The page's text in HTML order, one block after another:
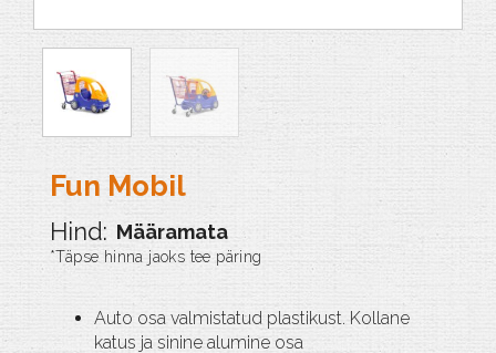
Fun Mobil
Määramata
Auto osa valmistatud plastikust. Kollane
katus ja sinine alumine osa